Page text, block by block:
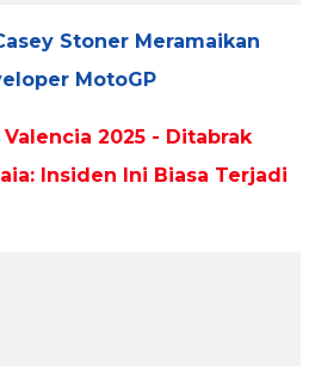
Stoner Meramaikan
MotoGP
Valencia 2025 - Ditabrak
Insiden Ini Biasa Terjadi